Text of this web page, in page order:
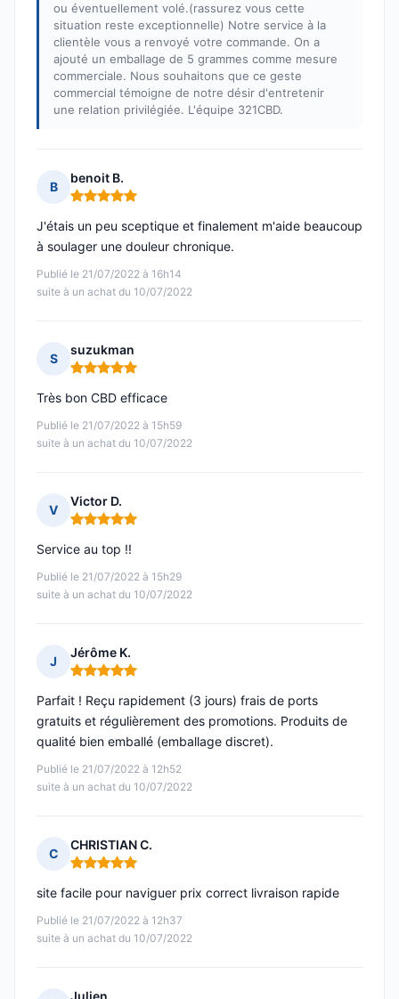
ou éventuellement volé.(rassurez vous cette
situation reste exceptionnelle) Notre service à la
clientèle vous a renvoyé votre commande. On a
ajouté un emballage de 5 grammes comme mesure
commerciale. Nous souhaitons que ce geste
commercial témoigne de notre désir d'entretenir
une relation privilégiée. L'équipe 321CBD.
B
benoit B.
Note : 5 sur 5
Publié le 21/07/2022 à 16h14
suite à un achat du 10/07/2022
J'étais un peu sceptique et finalement m'aide beaucoup
à soulager une douleur chronique.
S
suzukman
Note : 5 sur 5
Publié le 21/07/2022 à 15h59
suite à un achat du 10/07/2022
Très bon CBD efficace
V
Victor D.
Note : 5 sur 5
Publié le 21/07/2022 à 15h29
suite à un achat du 10/07/2022
Service au top !!
J
Jérôme K.
Note : 5 sur 5
Publié le 21/07/2022 à 12h52
suite à un achat du 10/07/2022
Parfait ! Reçu rapidement (3 jours) frais de ports
gratuits et régulièrement des promotions. Produits de
qualité bien emballé (emballage discret).
C
CHRISTIAN C.
Note : 5 sur 5
Publié le 21/07/2022 à 12h37
suite à un achat du 10/07/2022
site facile pour naviguer prix correct livraison rapide